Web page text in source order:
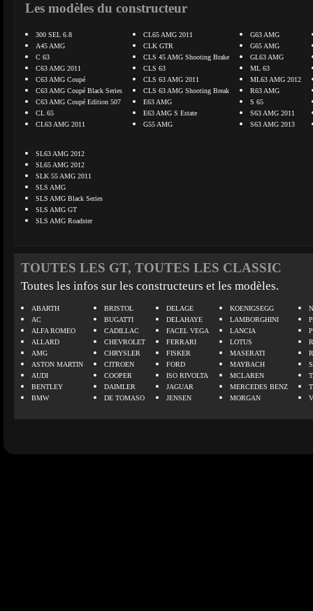
Les modèles du constructeur
300 SEL 6.8
A45 AMG
C 63
C63 AMG 2011
C63 AMG Coupé
C63 AMG Coupé Black Series
C63 AMG Coupé Edition 507
CL 65
CL63 AMG 2011
CL65 AMG 2011
CLK GTR
CLS 45 AMG Shooting Brake
CLS 63
CLS 63 AMG 2011
CLS 63 AMG Shooting Break
E63 AMG
E63 AMG S Estate
G55 AMG
G63 AMG
G65 AMG
GL63 AMG
ML 63
ML63 AMG 2012
R63 AMG
S 65
S63 AMG 2011
S63 AMG 2013
SL63 AMG 2012
SL65 AMG 2012
SLK 55 AMG 2011
SLS AMG
SLS AMG Black Series
SLS AMG GT
SLS AMG Roadster
TOUTES LES GT, TOUTES LES CLASSIC
Toutes les infos sur les constructeurs et les modèles.
ABARTH
AC
ALFA ROMEO
ALLARD
AMG
ASTON MARTIN
AUDI
BENTLEY
BMW
BRISTOL
BUGATTI
CADILLAC
CHEVROLET
CHRYSLER
CITROEN
COOPER
DAIMLER
DE TOMASO
DELAGE
DELAHAYE
FACEL VEGA
FERRARI
FISKER
FORD
ISO RIVOLTA
JAGUAR
JENSEN
KOENIGSEGG
LAMBORGHINI
LANCIA
LOTUS
MASERATI
MAYBACH
MCLAREN
MERCEDES BENZ
MORGAN